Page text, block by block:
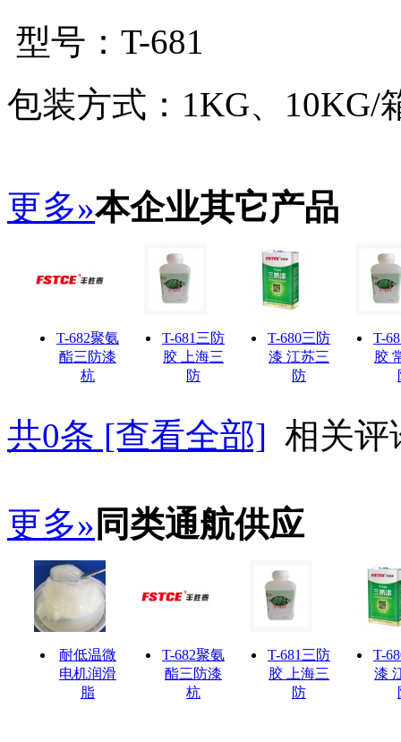
型号： T-681
包装方式： 1KG、 10KG/
更多»本企业其它产品
T-682聚氨
酯三防漆
杭
T-681三防
胶 上海三
防
T-680三防
漆 江苏三
防
T-
胶
共0条 [查看全部] 相关评
更多» 同类通航供应
耐低温微
电机润滑
脂
T-682聚氨
酯三防漆
杭
T-681三防
胶 上海三
防
T-
漆